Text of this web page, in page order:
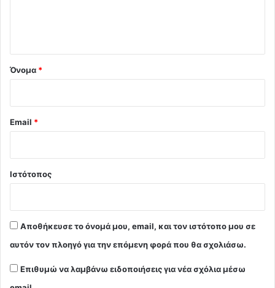
Όνομα *
Email *
Ιστότοπος
Αποθήκευσε το όνομά μου, email, και τον ιστότοπο μου σε
αυτόν τον πλοηγό για την επόμενη φορά που θα σχολιάσω.
Επιθυμώ να λαμβάνω ειδοποιήσεις για νέα σχόλια μέσω